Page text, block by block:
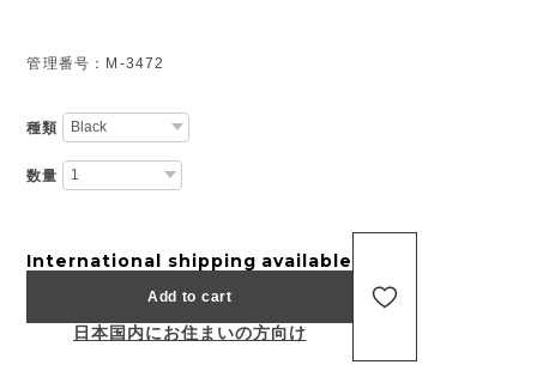
管理番号：M-3472
種類
数量
International shipping available
Add to cart
日本国内にお住まいの方向け